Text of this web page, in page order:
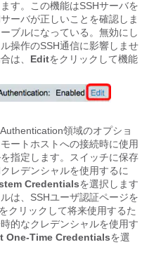
す。この機能はSSHサーバを
ーバが正しいことを確認しま
ブルになっている。無効にし
操作のSSH通信に影響しませ
は、 Editをクリックして機能
領域のオプショ
ートホストへの接続時に使用
指定します。スイッチに保存
レデンシャルを使用するに
Credentialsを選択します
は、SSHユーザ認証ページを
クリックして将来使用するた
的なクレデンシャルを使用す
One-Time Credentialsを選